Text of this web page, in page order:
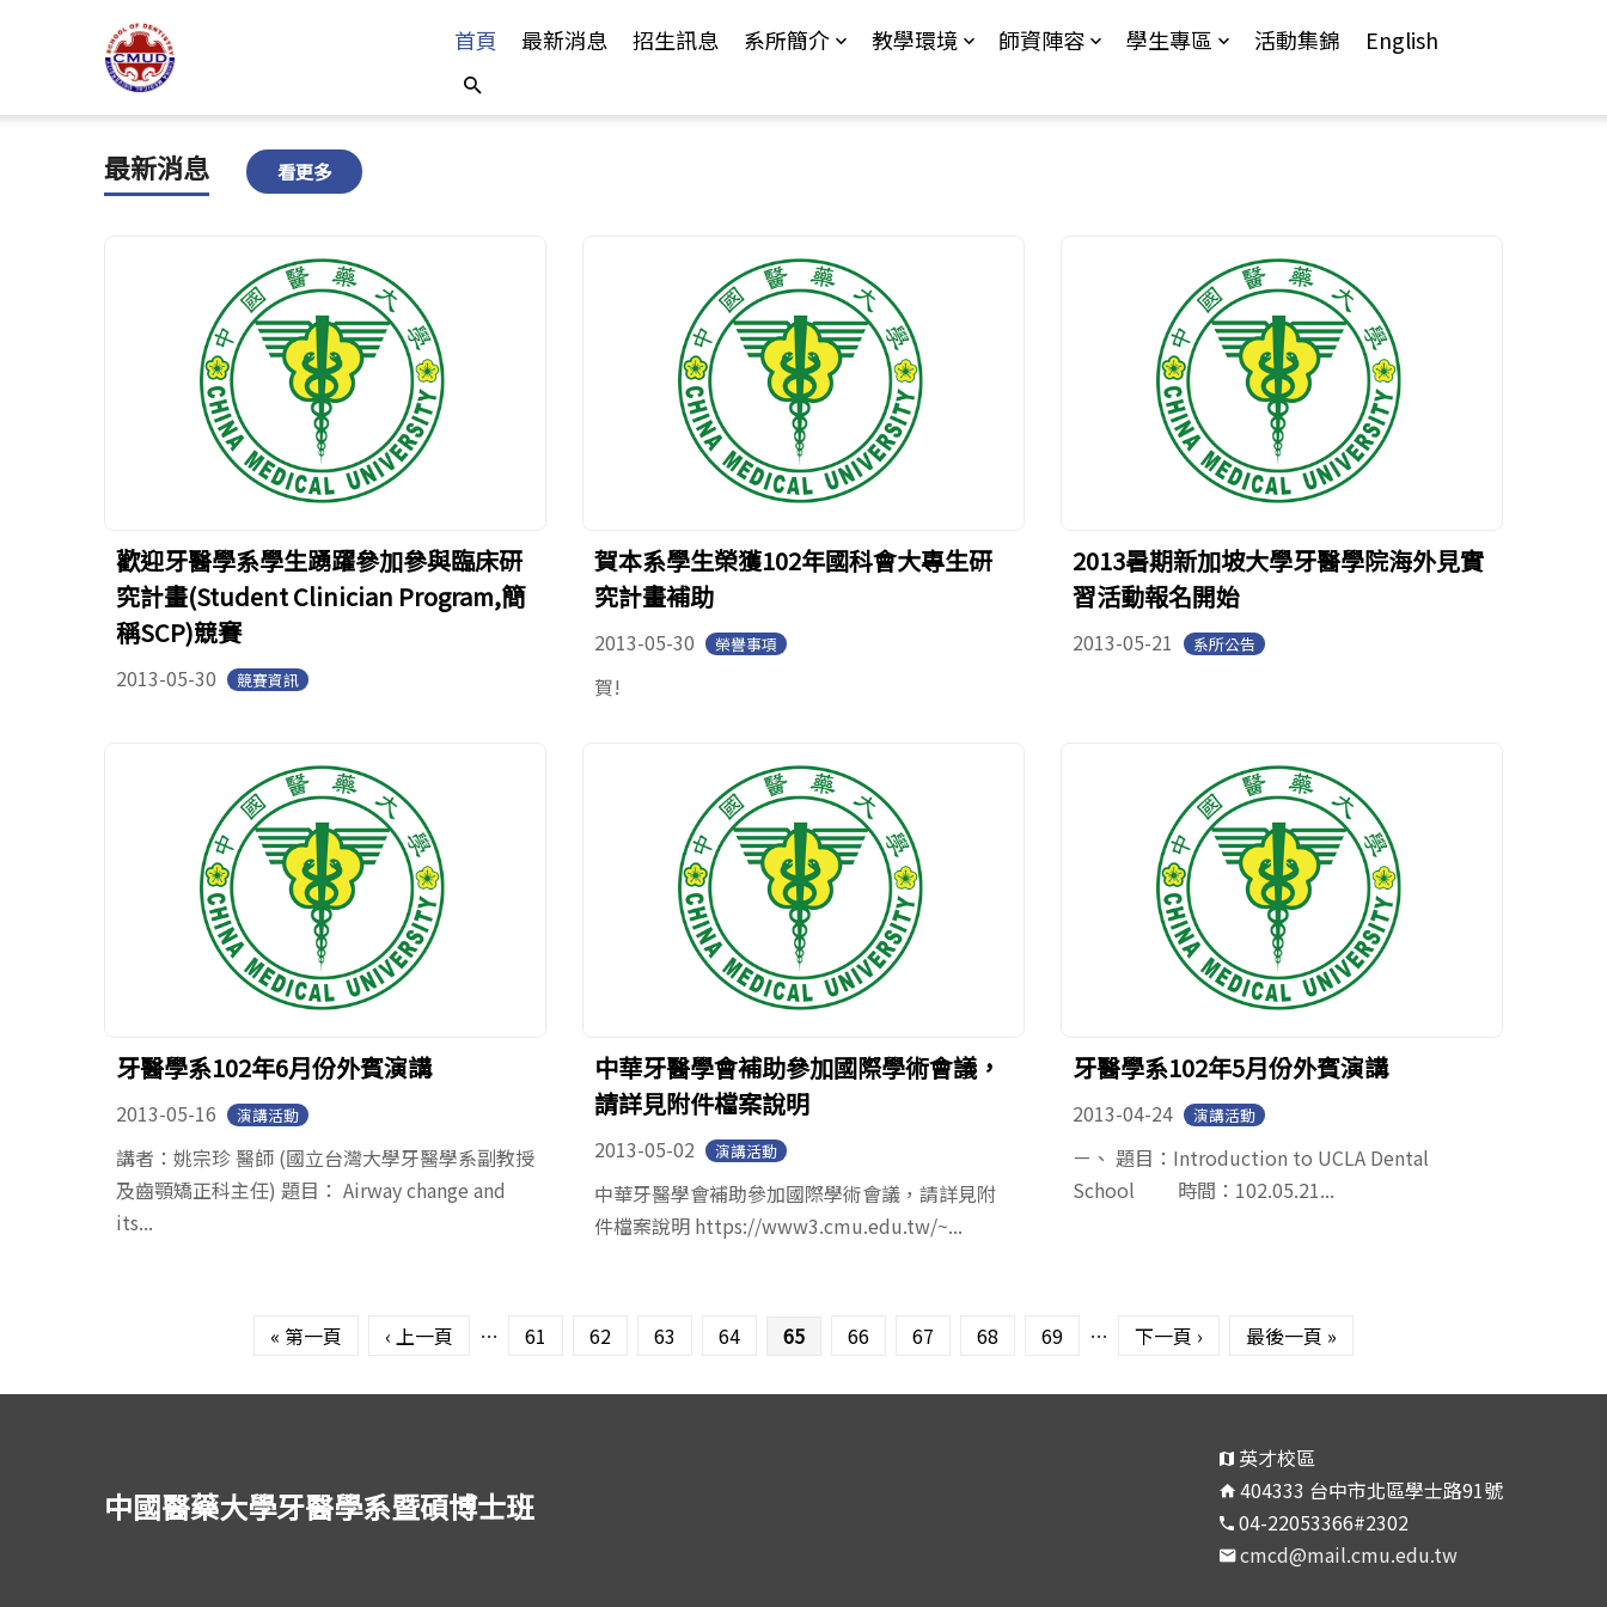
首頁 最新消息 招生訊息 系所簡介 教學環境 師資陣容 學生專區 活動集錦 English
最新消息 看更多
歡迎牙醫學系學生踴躍參加參與臨床研
究計畫(Student Clinician Program,簡
稱SCP)競賽
2013-05-30 競賽資訊
賀本系學生榮獲102年國科會大專生研
究計畫補助
2013-05-30 榮譽事項
賀!
2013暑期新加坡大學牙醫學院海外見實
習活動報名開始
2013-05-21 系所公告
牙醫學系102年6月份外賓演講
2013-05-16 演講活動
講者：姚宗珍 醫師 (國立台灣大學牙醫學系副教授
及齒顎矯正科主任) 題目： Airway change and
its...
中華牙醫學會補助參加國際學術會議，
請詳見附件檔案說明
2013-05-02 演講活動
中華牙醫學會補助參加國際學術會議，請詳見附
件檔案說明 https://www3.cmu.edu.tw/~...
牙醫學系102年5月份外賓演講
2013-04-24 演講活動
ㄧ、 題目：Introduction to UCLA Dental
School 時間：102.05.21...
« 第一頁 ‹ 上一頁 … 61 62 63 64 65 66 67 68 69 … 下一頁 › 最後一頁 »
中國醫藥大學牙醫學系暨碩博士班
英才校區
404333 台中市北區學士路91號
04-22053366#2302
cmcd@mail.cmu.edu.tw